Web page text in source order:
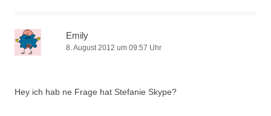
Emily
8. August 2012 um 09:57 Uhr
Hey ich hab ne Frage hat Stefanie Skype?